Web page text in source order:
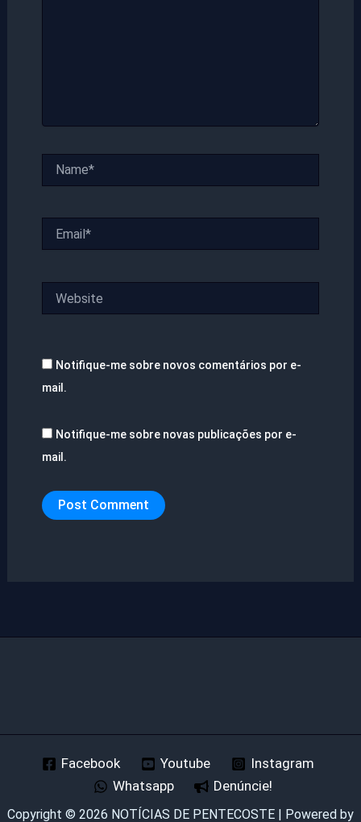
Notifique-me sobre novos comentários por e-
mail.
Notifique-me sobre novas publicações por e-
mail.
Facebook Youtube
Instagram
Whatsapp
Denúncie!
Copyright © 2026 NOTÍCIAS DE PENTECOSTE | Powered by